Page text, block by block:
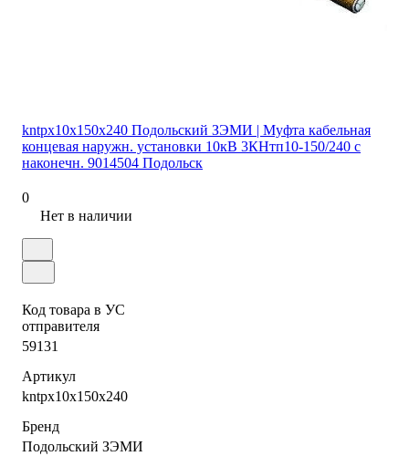
kntpx10x150x240 Подольский ЗЭМИ | Муфта кабельная
концевая наружн. установки 10кВ 3КНтп10-150/240 с
наконечн. 9014504 Подольск
0
Нет в наличии
Код товара в УС
отправителя
59131
Артикул
kntpx10x150x240
Бренд
Подольский ЗЭМИ